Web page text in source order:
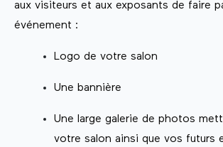
aux visiteurs et aux exposants de faire
événement :
Logo de votre salon
Une bannière
Une large galerie de photos
votre salon ainsi que vos futurs